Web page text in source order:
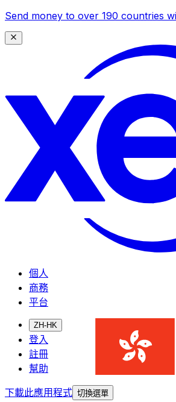
Send money to over 190 countries
個人
商務
平台
ZH-HK
登入
註冊
幫助
下載此應用程式 切換選單